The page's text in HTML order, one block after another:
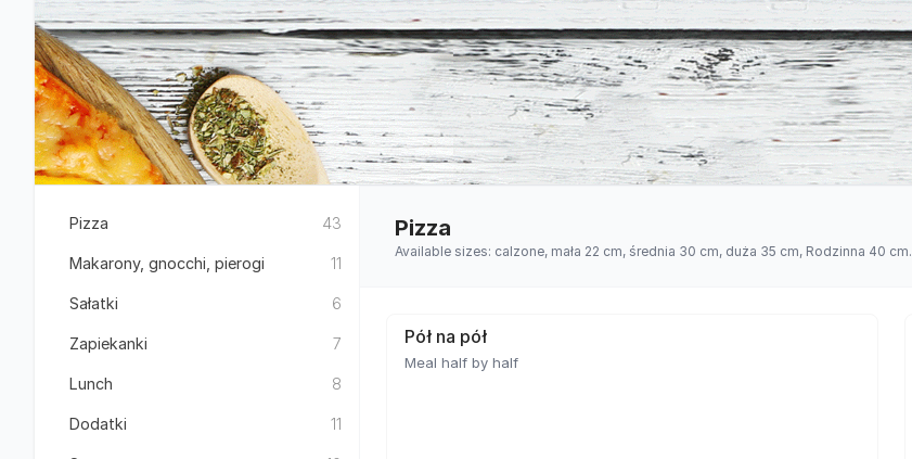
Pizza 43
Makarony, gnocchi, pierogi 11
Sałatki 6
Zapiekanki 7
Lunch 8
Dodatki 11
Pizza
Available sizes: calzone, mała 22 cm, średnia 30 cm, duża 35 cm, Rodzinna 40 cm.
Pół na pół
Meal half by half